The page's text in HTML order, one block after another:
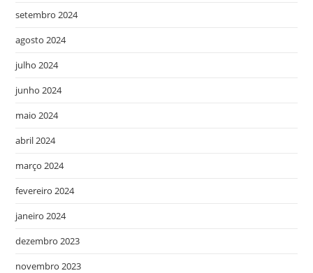
setembro 2024
agosto 2024
julho 2024
junho 2024
maio 2024
abril 2024
março 2024
fevereiro 2024
janeiro 2024
dezembro 2023
novembro 2023